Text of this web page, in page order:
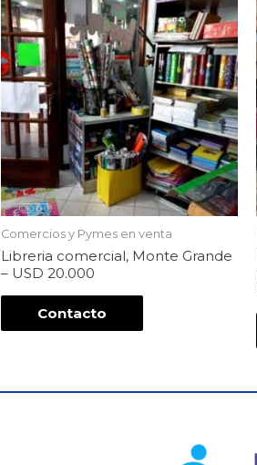
Comercios y Pymes en venta
Libreria comercial, Monte Grande
– USD 20.000
Contacto